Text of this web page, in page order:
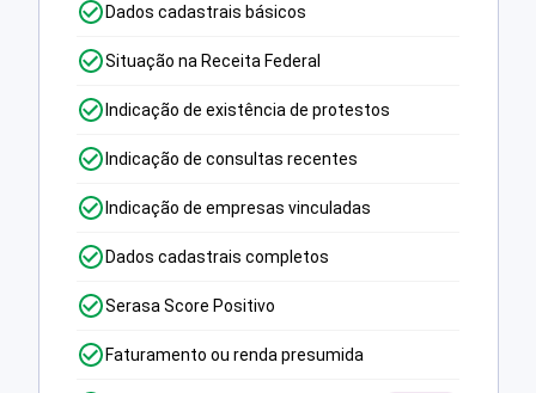
Dados cadastrais básicos
Situação na Receita Federal
Indicação de existência de protestos
Indicação de consultas recentes
Indicação de empresas vinculadas
Dados cadastrais completos
Serasa Score Positivo
Faturamento ou renda presumida